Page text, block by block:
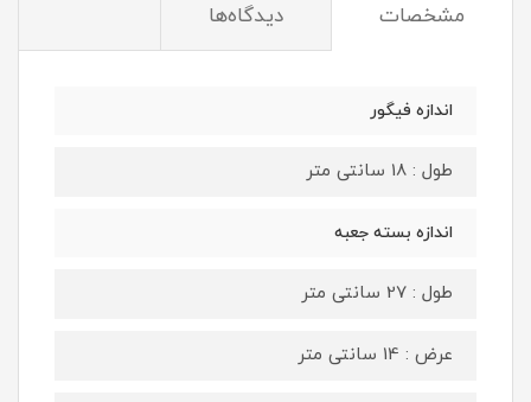
مشخصات دیدگاه‌ها
اندازه فیگور
طول : 18 سانتی متر
اندازه بسته جعبه
طول : 27 سانتی متر
عرض : 14 سانتی متر